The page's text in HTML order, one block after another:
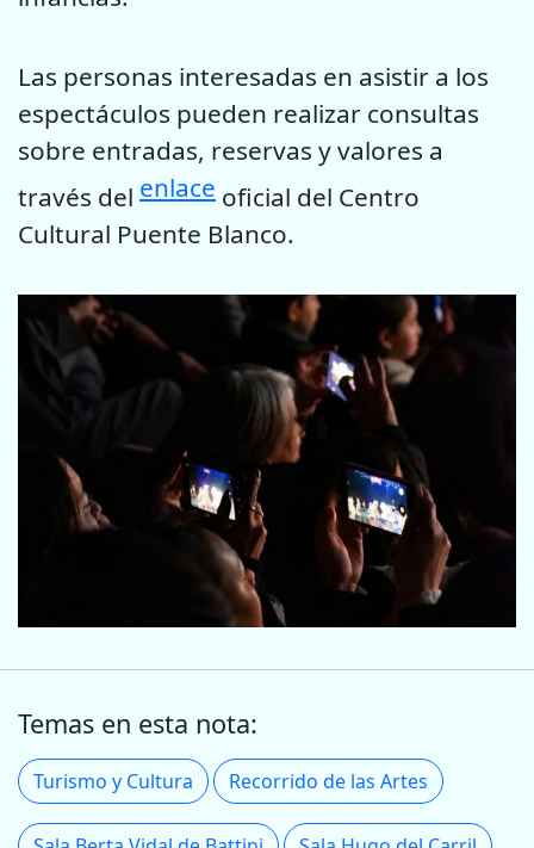
Las personas interesadas en asistir a los
espectáculos pueden realizar consultas
sobre entradas, reservas y valores a
través del enlace oficial del Centro
Cultural Puente Blanco.
Temas en esta nota:
Turismo y Cultura Recorrido de las Artes